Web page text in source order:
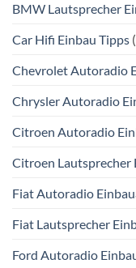
BMW Lautsprecher
Car Hifi Einbau Tipps
Chevrolet Autoradio
Chrysler Autoradio
Citroen Autoradio
Citroen Lautsprecher
Fiat Autoradio
Fiat Lautsprecher
Ford Autoradio